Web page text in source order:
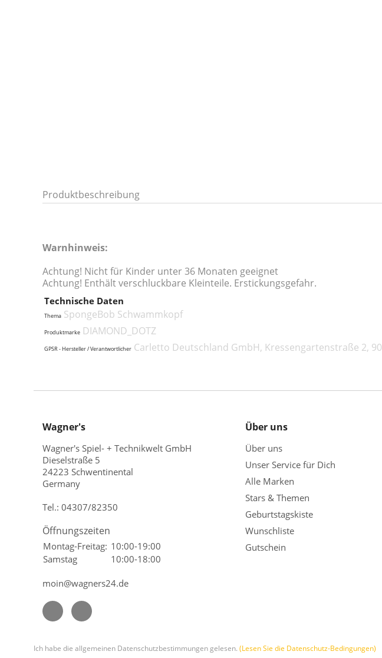
Produktbeschreibung
Warnhinweis:
Achtung! Nicht für Kinder unter 36 Monaten geeignet
Achtung! Enthält verschluckbare Kleinteile. Erstickungsgefahr.
Technische Daten
Thema SpongeBob Schwammkopf
Produktmarke DIAMOND_DOTZ
GPSR - Hersteller / Verantwortlicher Carletto Deutschland GmbH, Kressengartenstraße 2,
Wagner's
Wagner's Spiel- + Technikwelt GmbH
Dieselstraße 5
24223 Schwentinental
Germany
Tel.: 04307/82350
Öffnungszeiten
Montag-Freitag: 10:00-19:00
Samstag
10:00-18:00
moin@wagners24.de
Über uns
Über uns
Unser Service für Dich
Alle Marken
Stars & Themen
Geburtstagskiste
Wunschliste
Gutschein
Ich habe die allgemeinen Datenschutzbestimmungen gelesen. (Lesen Sie die Datenschutz-Bedingungen)